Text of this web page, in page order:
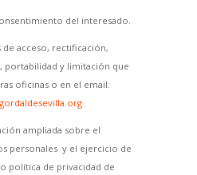
del interesado.
de acceso, rectificación,
portabilidad y limitación que
oficinas o en el email:
ampliada sobre el
personales y el ejercicio de
política de privacidad de